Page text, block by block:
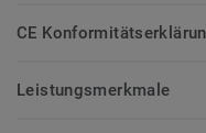
CE
Leistungsmerkmale